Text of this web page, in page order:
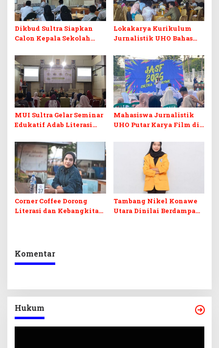
Dikbud Sultra Siapkan
Calon Kepala Sekolah
Pelatihan BCKS
Lokakarya Kurikulum
Jurnalistik UHO Bahas
Era AI
MUI Sultra Gelar Seminar
Edukatif Adab Literasi
Islam
Mahasiswa Jurnalistik
UHO Putar Karya Film di
Corner Coffee Dorong
Literasi dan Kebangkitan
Tambang Nikel Konawe
Utara Dinilai Berdampak
Komentar
Hukum